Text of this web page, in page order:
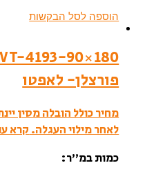
הוספה לסל הבקשות
פורצלן- לאפטו
מחיר כולל הובלה מסין
לאחר מילוי העגלה.קרא
כמות במ”ר: